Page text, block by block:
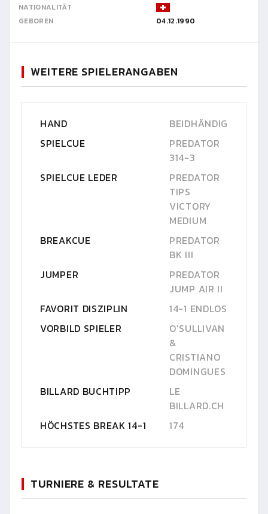
NATIONALITÄT
GEBOREN
04.12.1990
WEITERE SPIELERANGABEN
HAND
BEIDHÄNDIG
SPIELCUE
PREDATOR
314-3
SPIELCUE LEDER
PREDATOR
TIPS
VICTORY
MEDIUM
BREAKCUE
PREDATOR
BK III
JUMPER
PREDATOR
JUMP AIR II
FAVORIT DISZIPLIN
14-1 ENDLOS
VORBILD SPIELER
O'SULLIVAN
&
CRISTIANO
DOMINGUES
BILLARD BUCHTIPP
LE
BILLARD.CH
HÖCHSTES BREAK 14-1
174
TURNIERE & RESULTATE